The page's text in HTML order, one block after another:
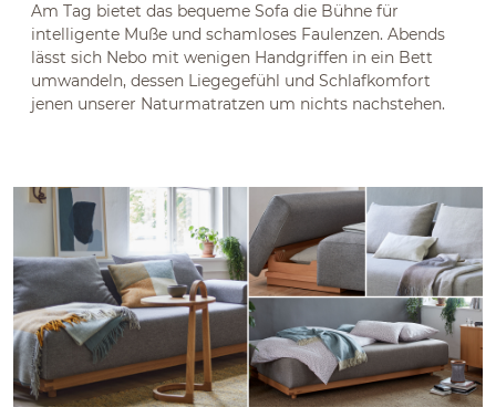
Am Tag bietet das bequeme Sofa die Bühne für
intelligente Muße und schamloses Faulenzen. Abends
lässt sich Nebo mit wenigen Handgriffen in ein Bett
umwandeln, dessen Liegegefühl und Schlafkomfort
jenen unserer Naturmatratzen um nichts nachstehen.